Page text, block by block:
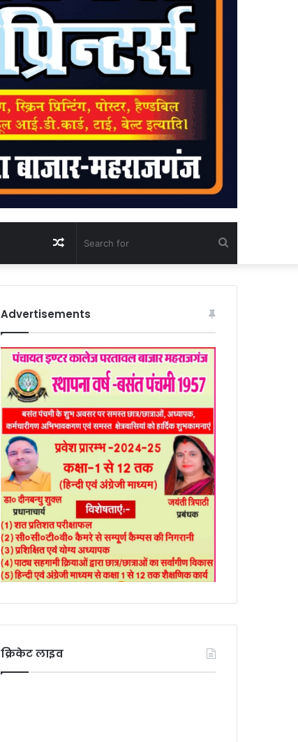
for
Random
Article
Advertisements
क्रिकेट लाइव